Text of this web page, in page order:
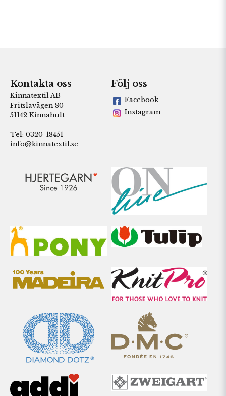
Kontakta oss
Kinnatextil AB
Fritslavägen 80
51142 Kinnahult
Tel: 0320-18451
info@kinnatextil.se
Följ oss
Facebook
Instagram